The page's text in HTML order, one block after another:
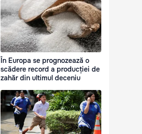
În Europa se prognozează o
scădere record a producției de
zahăr din ultimul deceniu